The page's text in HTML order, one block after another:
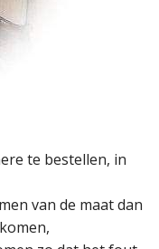
te bestellen, in
van de maat dan